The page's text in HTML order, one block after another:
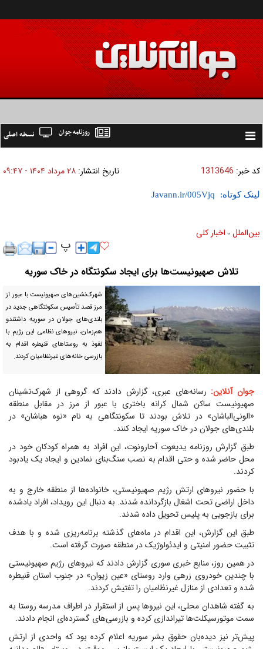
Toggle
نسخه اصلی روزنامه جوان
کد خبر: 1313646 تاریخ انتشار: ۲۸ مرداد ۱۴۰۴ - ۰۹:۴۷
لینک کوتاه:
بين‌الملل » اخبار كلی
تلاش صهیونیست‌ها برای ایجاد سکونتگاه در خاک سوریه
شهرک‌نشین‌های صهیونیست با عبور از
مرز قصد تأسیس سکونتگاهی جدید در
بلندی‌های جولان در سوریه داشتندو
هم‌زمان، نیروهای نظامی این رژیم با
نفوذ به روستاهای قنیطره اقدام به
بازرسی خانه‌های غیرنظامیان کردند.
جوان آنلاین: رسانه‌های عبری، گزارش دادند که گروهی از شهرک‌نشینان
صهیونیست ساکن شمال کرانه باختری با عبور از مرز در مقابل منطقه
«الونی‌الباشان» در تلاش بودند تا سکونتگاهی به نام «نوه‌ هباشان» در
بلندی‌های جولان در خاک سوریه ایجاد کنند.
طبق گزارش روزنامه یدیعوت آحارونوت، این افراد به همراه کودکان خود در
محل حاضر شده و حتی اقدام به نصب سنگ‌بنای نمادین و ایجاد یک یادبود
کردند.
با حضور نیروهای ارتش رژیم صهیونیستی، خانواده‌ها از منطقه خارج و به
داخل اراضی تحت اشغال بازگردانده شدند. به دنبال این رویداد، افراد یادشده
برای بازجویی به پلیس تحویل داده شدند.
طبق این گزارش، این اقدام در ماه‌های گذشته برنامه‌ریزی شده و با هدف
تثبیت حضور امنیتی و ایدئولوژیک در منطقه صورت گرفته است.
در همین روز، منابع خبری سوری گزارش دادند که نیروهای رژیم صهیونیستی
با چندین خودروی زرهی وارد روستای «عین زیوان» در جنوب استان قنیطره
شده و تعدادی از منازل غیرنظامیان را تفتیش کردند.
به گفته شاهدان محلی، این نیروها پس از استقرار در اطراف مدرسه روستا به
سمت موتورسیکلت‌ها تیراندازی کرده و بازرسی‌های گسترده‌ای انجام دادند.
پیش‌تر نیز دیده‌بان حقوق بشر سوریه اعلام کرده بود که واحدی از ارتش